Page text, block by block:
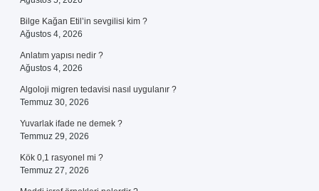
Bilge Kağan Etil’in sevgilisi kim ?
Ağustos 4, 2026
Anlatım yapısı nedir ?
Ağustos 4, 2026
Algoloji migren tedavisi nasıl uygulanır ?
Temmuz 30, 2026
Yuvarlak ifade ne demek ?
Temmuz 29, 2026
Kök 0,1 rasyonel mi ?
Temmuz 27, 2026